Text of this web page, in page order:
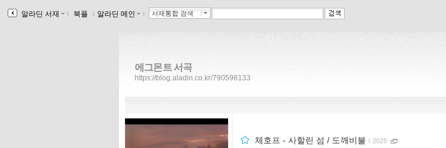
알라딘 서재 ｌ 북플 ｌ 알라딘 메인 ｌ 서재통합 검색
에그몬트 서곡
https://blog.aladin.co.kr/790598133
체호프 - 사할린 섬 / 도깨비불 ｌ 2025